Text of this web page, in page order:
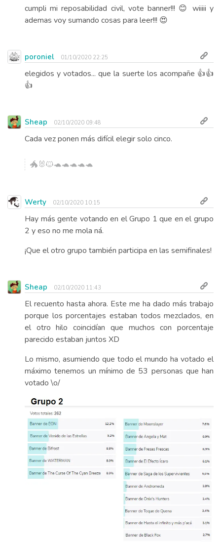
cumpli mi reposabilidad civil, vote banner!!! 😊 wiiiii y
ademas voy sumando cosas para leer!!! 😍
poroniel 01/10/2020 22:25
elegidos y votados... que la suerte los acompañe 👍👍
👍
Sheap 02/10/2020 09:48
Cada vez ponen más difícil elegir solo cinco.
🐲🐰🐱🐢🐢🐢🐢🐢
Werty 02/10/2020 10:15
Hay más gente votando en el Grupo 1 que en el grupo
2 y eso no me mola ná.
¡Que el otro grupo también participa en las semifinales!
Sheap 02/10/2020 11:43
El recuento hasta ahora. Este me ha dado más trabajo
porque los porcentajes estaban todos mezclados, en
el otro hilo coincidían que muchos con porcentaje
parecido estaban juntos XD
Lo mismo, asumiendo que todo el mundo ha votado el
máximo tenemos un mínimo de 53 personas que han
votado \o/